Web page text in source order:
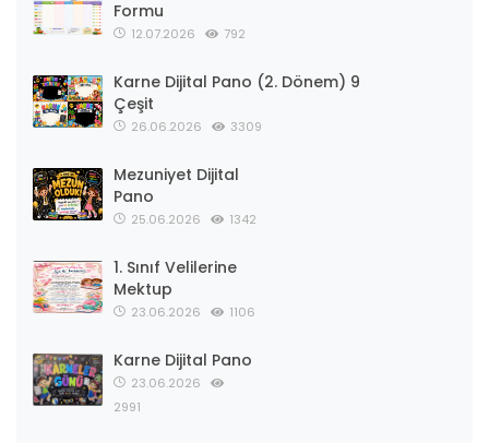
Formu
12.07.2026 792
Karne Dijital Pano (2. Dönem) 9
Çeşit
26.06.2026 3309
Mezuniyet Dijital
Pano
25.06.2026 1342
1. Sınıf Velilerine
Mektup
23.06.2026 1106
Karne Dijital Pano
23.06.2026
2991